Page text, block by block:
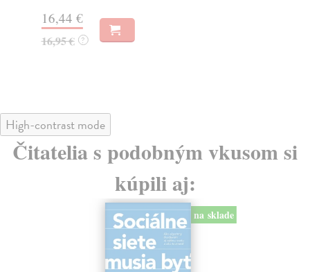
16,44 €
16,95 € ?
High-contrast mode
Čitatelia s podobným vkusom si
kúpili aj:
na sklade